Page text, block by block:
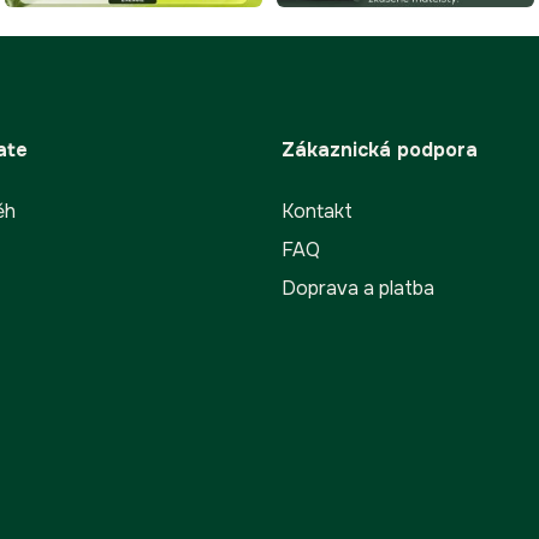
u
Zákaznická podpora
Kontakt
FAQ
Doprava a platba